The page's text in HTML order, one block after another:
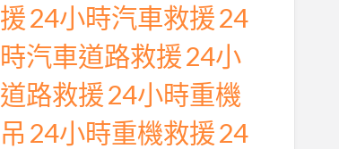
24小時汽車救援24
汽車道路救援24小
路救援24小時重機
24小時重機救援24